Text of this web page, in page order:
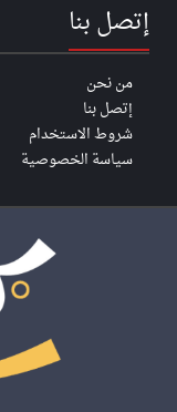
إتصل بنا
من نحن
إتصل بنا
شروط الاستخدام
سياسة الخصوصية